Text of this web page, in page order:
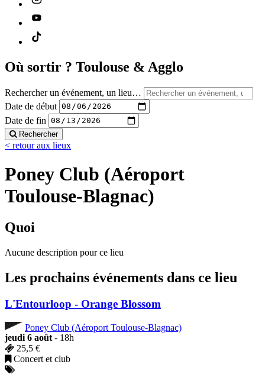
Où sortir ? Toulouse & Agglo
Rechercher un événement, un lieu…
Date de début
Date de fin
Rechercher
< retour aux lieux
Poney Club (Aéroport
Toulouse-Blagnac)
Quoi
Aucune description pour ce lieu
Les prochains événements dans ce lieu
L'Entourloop - Orange Blossom
Poney Club (Aéroport Toulouse-Blagnac)
jeudi 6 août- 18h
25,5 €
Concert et club